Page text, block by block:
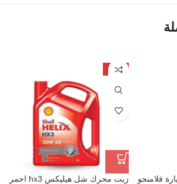
فلامنجو
-16%
زيت محرك شل هيليكس hx3 احمر